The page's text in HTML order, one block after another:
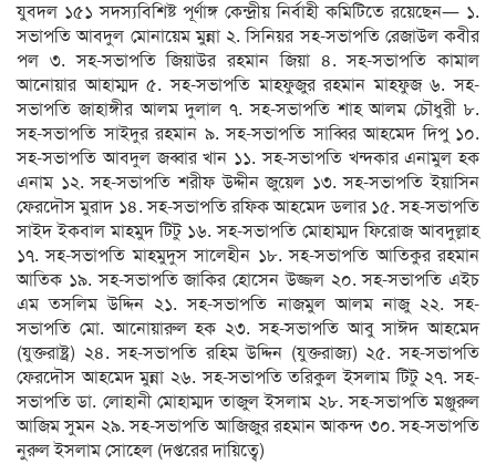
যুবদল ১৫১ সদস্যবিশিষ্ট পূর্ণাঙ্গ কেন্দ্রীয় নির্বাহী কমিটিতে রয়েছেন— ১.
সভাপতি আবদুল মোনায়েম মুন্না ২. সিনিয়র সহ-সভাপতি রেজাউল কবীর
পল ৩. সহ-সভাপতি জিয়াউর রহমান জিয়া ৪. সহ-সভাপতি কামাল
আনোয়ার আহাম্মদ ৫. সহ-সভাপতি মাহফুজুর রহমান মাহফুজ ৬. সহ-
সভাপতি জাহাঙ্গীর আলম দুলাল ৭. সহ-সভাপতি শাহ আলম চৌধুরী ৮.
সহ-সভাপতি সাইদুর রহমান ৯. সহ-সভাপতি সাব্বির আহমেদ দিপু ১০.
সহ-সভাপতি আবদুল জব্বার খান ১১. সহ-সভাপতি খন্দকার এনামুল হক
এনাম ১২. সহ-সভাপতি শরীফ উদ্দীন জুয়েল ১৩. সহ-সভাপতি ইয়াসিন
ফেরদৌস মুরাদ ১৪. সহ-সভাপতি রফিক আহমেদ ডলার ১৫. সহ-সভাপতি
সাইদ ইকবাল মাহমুদ টিটু ১৬. সহ-সভাপতি মোহাম্মদ ফিরোজ আবদুল্লাহ
১৭. সহ-সভাপতি মাহমুদুস সালেহীন ১৮. সহ-সভাপতি আতিকুর রহমান
আতিক ১৯. সহ-সভাপতি জাকির হোসেন উজ্জল ২০. সহ-সভাপতি এইচ
এম তসলিম উদ্দিন ২১. সহ-সভাপতি নাজমুল আলম নাজু ২২. সহ-
সভাপতি মো. আনোয়ারুল হক ২৩. সহ-সভাপতি আবু সাঈদ আহমেদ
(যুক্তরাষ্ট্র) ২৪. সহ-সভাপতি রহিম উদ্দিন (যুক্তরাজ্য) ২৫. সহ-সভাপতি
ফেরদৌস আহমেদ মুন্না ২৬. সহ-সভাপতি তরিকুল ইসলাম টিটু ২৭. সহ-
সভাপতি ডা. লোহানী মোহাম্মদ তাজুল ইসলাম ২৮. সহ-সভাপতি মঞ্জুরুল
আজিম সুমন ২৯. সহ-সভাপতি আজিজুর রহমান আকন্দ ৩০. সহ-সভাপতি
নুরুল ইসলাম সোহেল (দপ্তরের দায়িত্বে)